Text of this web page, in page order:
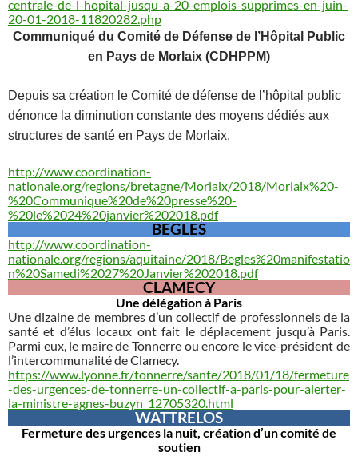
centrale-de-l-hopital-jusqu-a-20-emplois-supprimes-en-juin-
20-01-2018-11820282.php
Communiqué du Comité de Défense de l’Hôpital Public
en Pays de Morlaix (CDHPPM)
Depuis sa création le Comité de défense de l’hôpital public
dénonce la diminution constante des moyens dédiés aux
structures de santé en Pays de Morlaix.
http://www.coordination-
nationale.org/regions/bretagne/Morlaix/2018/Morlaix%20-
%20Communique%20de%20presse%20-
%20le%2024%20janvier%202018.pdf
BEGLES
http://www.coordination-
nationale.org/regions/aquitaine/2018/Begles%20manifestatio
n%20Samedi%2027%20Janvier%202018.pdf
CLAMECY
Une délégation à Paris
Une dizaine de membres d’un collectif de professionnels de la
santé et d’élus locaux ont fait le déplacement jusqu’à Paris.
Parmi eux, le maire de Tonnerre ou encore le vice-président de
l’intercommunalité de Clamecy.
https://www.lyonne.fr/tonnerre/sante/2018/01/18/fermeture
-des-urgences-de-tonnerre-un-collectif-a-paris-pour-alerter-
la-ministre-agnes-buzyn_12705320.html
WATTRELOS
Fermeture des urgences la nuit, création d’un comité de
soutien